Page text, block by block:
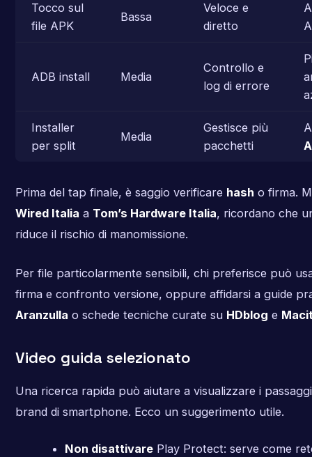
Tocco sul
file APK
Bassa
Veloce e
diretto
ADB install Media
Controllo e
log di errore
Installer
per split
Media
Gestisce più
pacchetti
Prima del tap finale, è saggio verificare hash o firma.
Wired Italia a Tom’s Hardware Italia, ricordano che
riduce il rischio di manomissione.
Per file particolarmente sensibili, chi preferisce può
firma e confronto versione, oppure affidarsi a guide
Aranzulla o schede tecniche curate su HDblog e
Video guida selezionato
Una ricerca rapida può aiutare a visualizzare i
brand di smartphone. Ecco un suggerimento utile.
Non disattivarePlay Protect: serve come